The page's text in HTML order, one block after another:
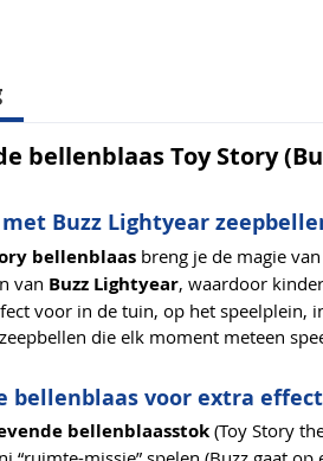
bellenblaas Toy Story
Buzz Lightyear
bellenblaas breng je de magie
van Buzz Lightyear, waardoor
voor in de tuin, op het speelplein,
die elk moment meteen
bellenblaas voor extra effect
bellenblaasstok (Toy Story